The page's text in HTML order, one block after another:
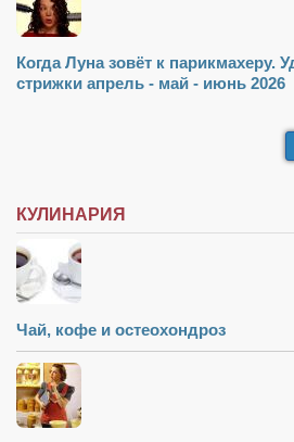
Когда Луна зовёт к парикмахеру.
стрижки апрель - май - июнь 2026
КУЛИНАРИЯ
Чай, кофе и остеохондроз